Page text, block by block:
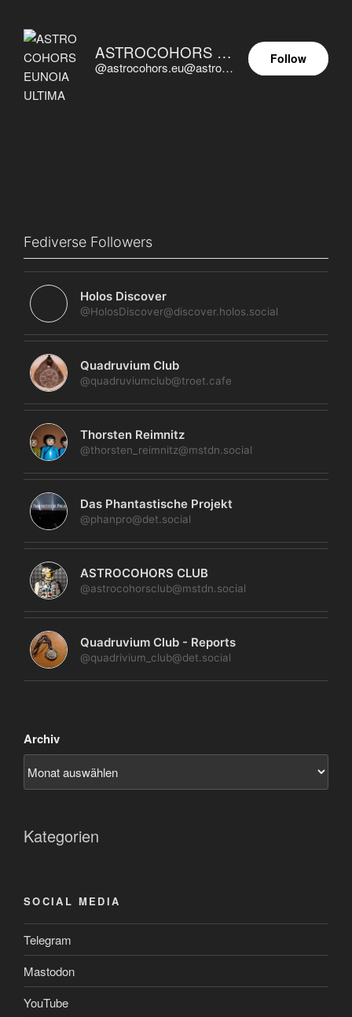
ASTROCOHORS EUNOIA ULTIMA
@astrocohors.eu@astrocohors.eu
Follow
Fediverse Followers
Holos Discover
@HolosDiscover@discover.holos.social
Quadruvium Club
@quadruviumclub@troet.cafe
Thorsten Reimnitz
@thorsten_reimnitz@mstdn.social
Das Phantastische Projekt
@phanpro@det.social
ASTROCOHORS CLUB
@astrocohorsclub@mstdn.social
Quadruvium Club - Reports
@quadrivium_club@det.social
Archiv
Kategorien
SOCIAL MEDIA
Telegram
Mastodon
YouTube